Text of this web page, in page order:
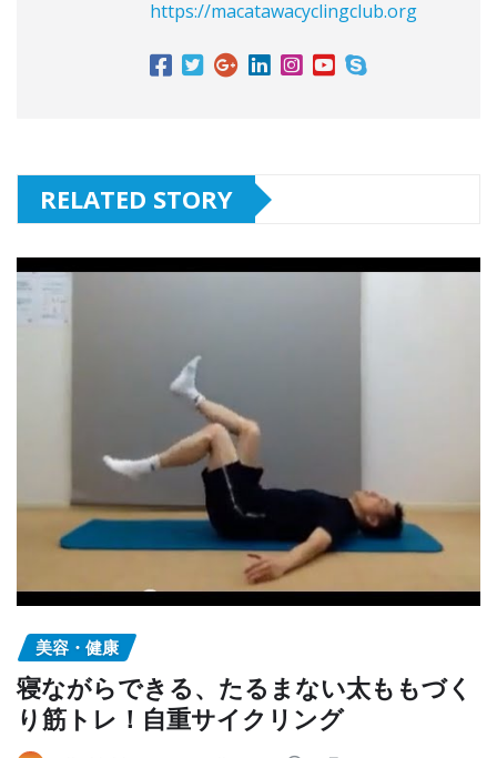
https://macatawacyclingclub.org
RELATED STORY
美容・健康
寝ながらできる、たるまない太ももづく
り筋トレ！自重サイクリング